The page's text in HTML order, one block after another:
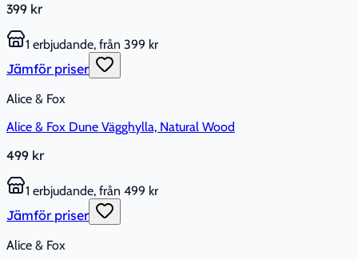
399 kr
1 erbjudande, från 399 kr
Jämför priser
Alice & Fox
Alice & Fox Dune Vägghylla, Natural Wood
499 kr
1 erbjudande, från 499 kr
Jämför priser
Alice & Fox